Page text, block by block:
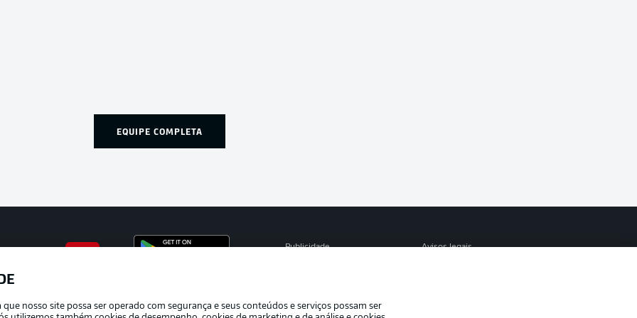
EQUIPE COMPLETA
Publicidade Avisos legais
Marca
nosso site possa ser operado com segurança e seus conteúdos e serviços possam ser